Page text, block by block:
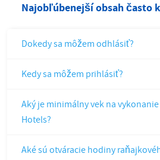
Najobľúbenejší obsah často
Dokedy sa môžem odhlásiť?
Kedy sa môžem prihlásiť?
Aký je minimálny vek na
Hotels?
Aké sú otváracie hodiny